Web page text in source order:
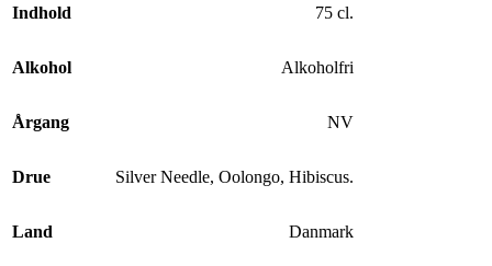
Indhold
75 cl.
Alkohol Alkoholfri
Årgang NV
Drue Silver Needle, Oolongo, Hibiscus.
Land Danmark